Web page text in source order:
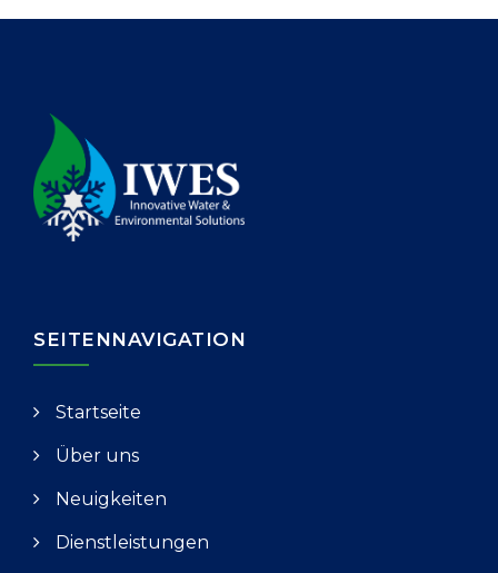
SEITENNAVIGATION
Startseite
Über uns
Neuigkeiten
Dienstleistungen